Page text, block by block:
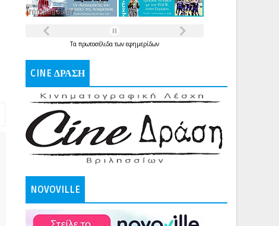
Τα πρωτοσέλιδατων εφημερίδων
CINE ΔΡΑΣΗ
NOVOVILLE